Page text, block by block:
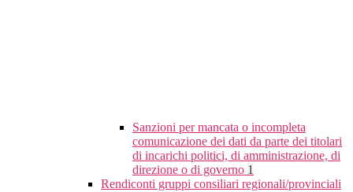
Sanzioni per mancata o incompleta
comunicazione dei dati da parte dei titolari
di incarichi politici, di amministrazione, di
direzione o di governo 1
Rendiconti gruppi consiliari regionali/provinciali